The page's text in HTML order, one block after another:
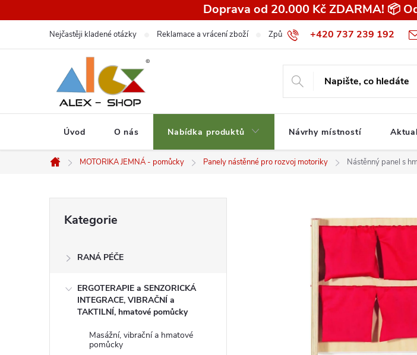
na
Doprava od 20.000 Kč ZDARMA! 📦
+420 737 239 192
Nejčastěji kladené otázky Reklamace a vrácení zboží Způsob dopravy Všeobecné
Úvod O nás Nabídka produktů Návrhy místností
Domů
MOTORIKA JEMNÁ - pomůcky Panely nástěnné pro rozvoj motoriky Nástěnný panel s
kategorie
Kategorie
RANÁ PÉČE
ERGOTERAPIE a SENZORICKÁ
INTEGRACE, VIBRAČNÍ a
TAKTILNÍ, hmatové pomůcky
Masážní, vibrační a hmatové
pomůcky